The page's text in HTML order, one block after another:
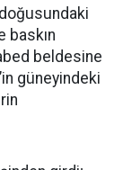
baskın
beldesine
güneyindeki